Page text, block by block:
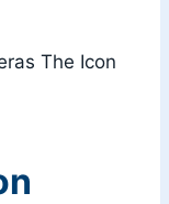
The Icon